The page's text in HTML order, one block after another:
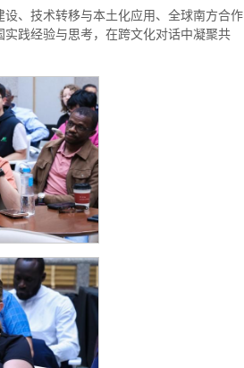
、技术转移与本土化应用、全球南方合作
践经验与思考，在跨文化对话中凝聚共